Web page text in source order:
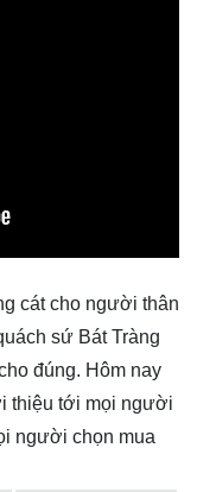
cát cho người thân
sứ Bát Tràng
đúng. Hôm nay
thiệu tới mọi người
người chọn mua